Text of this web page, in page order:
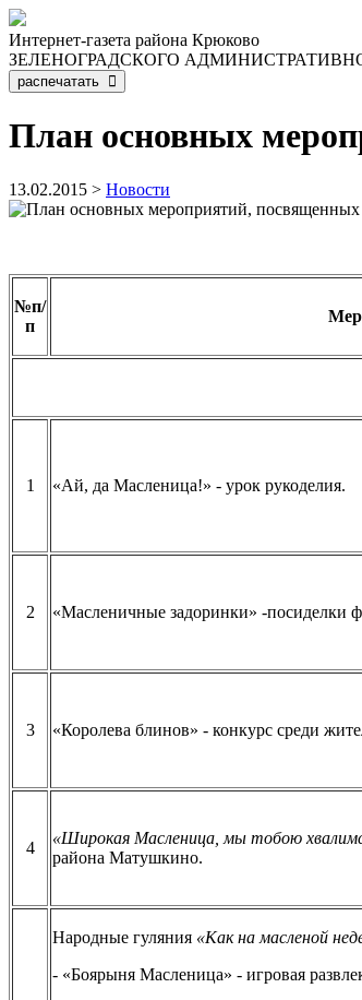
Интернет-газета района Крюково
ЗЕЛЕНОГРАДСКОГО
распечатать
План основных
13.02.2015 > Новости
№п/
п
1 «Ай, да Масленица!» - урок рукоделия.
2 «Масленичные задоринки» -посиделки
3 «Королева блинов» - конкурс среди
4
«Широкая Масленица, мы тобою
района Матушкино.
Народные гуляния «Как на масленой
- «Боярыня Масленица» - игровая